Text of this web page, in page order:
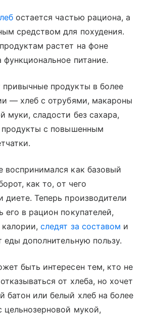
остается частью рациона, а
средством для похудения.
растет на фоне
питание.
продукты в более
— хлеб с отрубями, макароны
муки, сладости без сахара,
продукты с повышенным
воспринимался как базовый
как то, от чего
диете. Теперь производители
его в рацион покупателей,
калории,следят за составом и
еды дополнительную пользу.
быть интересен тем, кто не
от хлеба, но хочет
батон или белый хлеб на более
цельнозерновой мукой,